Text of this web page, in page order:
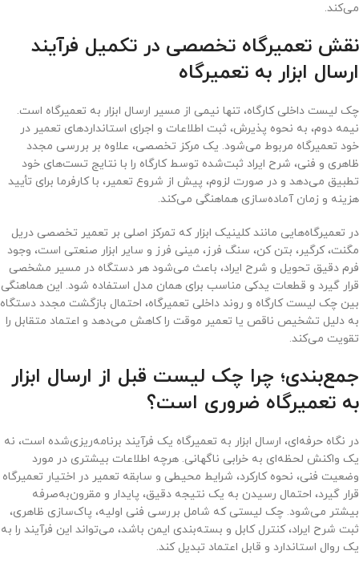
می‌کند.
نقش تعمیرگاه تخصصی در تکمیل فرآیند
ارسال ابزار به تعمیرگاه
چک لیست داخلی کارگاه، تنها نیمی از مسیر ارسال ابزار به تعمیرگاه است.
نیمه دوم، به نحوه پذیرش، ثبت اطلاعات و اجرای استانداردهای تعمیر در
خود تعمیرگاه مربوط می‌شود. یک مرکز تخصصی، علاوه بر بررسی مجدد
ظاهری و فنی، شرح ایراد ثبت‌شده توسط کارگاه را با نتایج تست‌های خود
تطبیق می‌دهد و در صورت لزوم، پیش از شروع تعمیر، با کارفرما برای تأیید
هزینه و زمان آماده‌سازی هماهنگی می‌کند.
در تعمیرگاه‌هایی مانند کلینیک ابزار که تمرکز اصلی بر تعمیر تخصصی دریل
مگنت، کرگیر، بتن کن، سنگ فرز، مینی فرز و سایر ابزار صنعتی است، وجود
فرم دقیق تحویل و شرح ایراد، باعث می‌شود هر دستگاه در مسیر مشخصی
قرار گیرد و قطعات یدکی مناسب برای همان مدل استفاده شود. این هماهنگی
بین چک لیست کارگاه و روند داخلی تعمیرگاه، احتمال بازگشت مجدد دستگاه
به دلیل تشخیص ناقص یا تعمیر موقت را کاهش می‌دهد و اعتماد متقابل را
تقویت می‌کند.
جمع‌بندی؛ چرا چک لیست قبل از ارسال ابزار
به تعمیرگاه ضروری است؟
در نگاه حرفه‌ای، ارسال ابزار به تعمیرگاه یک فرآیند برنامه‌ریزی‌شده است، نه
یک واکنش لحظه‌ای به خرابی ناگهانی. هرچه اطلاعات بیشتری در مورد
وضعیت فنی، نحوه کارکرد، شرایط محیطی و سابقه تعمیر در اختیار تعمیرگاه
قرار گیرد، احتمال رسیدن به یک نتیجه دقیق، پایدار و مقرون‌به‌صرفه
بیشتر می‌شود. چک لیستی که شامل بررسی فنی اولیه، پاک‌سازی ظاهری،
ثبت شرح ایراد، کنترل کابل و بسته‌بندی ایمن باشد، می‌تواند این فرآیند را به
یک روال استاندارد و قابل اعتماد تبدیل کند.